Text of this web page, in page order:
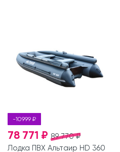
-10999 ₽
89 770 ₽
78 771 ₽
Лодка ПВХ Альтаир HD 360